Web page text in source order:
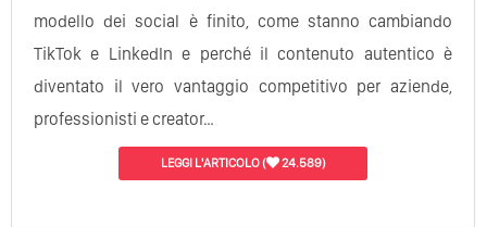
modello dei social è finito, come stanno cambiando
TikTok e LinkedIn e perché il contenuto autentico è
diventato il vero vantaggio competitivo per aziende,
professionisti e creator…
LEGGI L'ARTICOLO( 24.589)